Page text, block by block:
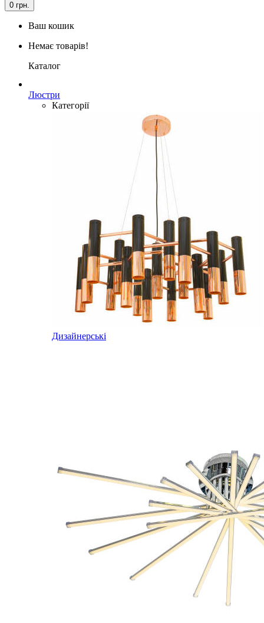
0 грн.
Ваш кошик
Немає товарів!
Каталог
Люстри
Категорії
Дизайнерські